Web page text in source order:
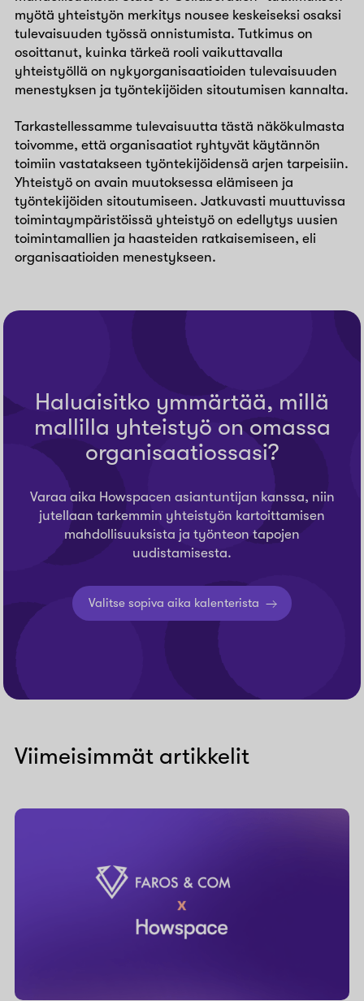
myötä yhteistyön merkitys nousee keskeiseksi osaksi
tulevaisuuden työssä onnistumista. Tutkimus on
osoittanut, kuinka tärkeä rooli vaikuttavalla
yhteistyöllä on nykyorganisaatioiden tulevaisuuden
menestyksen ja työntekijöiden sitoutumisen kannalta.
Tarkastellessamme tulevaisuutta tästä näkökulmasta
toivomme, että organisaatiot ryhtyvät käytännön
toimiin vastatakseen työntekijöidensä arjen tarpeisiin.
Yhteistyö on avain muutoksessa elämiseen ja
työntekijöiden sitoutumiseen. Jatkuvasti muuttuvissa
toimintaympäristöissä yhteistyö on edellytys uusien
toimintamallien ja haasteiden ratkaisemiseen, eli
organisaatioiden menestykseen.
Haluaisitko ymmärtää, millä
mallilla yhteistyö on omassa
organisaatiossasi?
Varaa aika Howspacen asiantuntijan kanssa, niin
jutellaan tarkemmin yhteistyön kartoittamisen
mahdollisuuksista ja työnteon tapojen
uudistamisesta.
Valitse sopiva aika kalenterista
Viimeisimmät artikkelit